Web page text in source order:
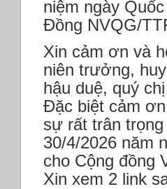
niệm ngày
Đồng NVQG/
Xin cảm ơn và
niên trưởng,
hậu duệ, quý
Đặc biệt cảm
sự rất trân
30/4/2026 năm
cho Cộng đồng
Xin xem 2 link